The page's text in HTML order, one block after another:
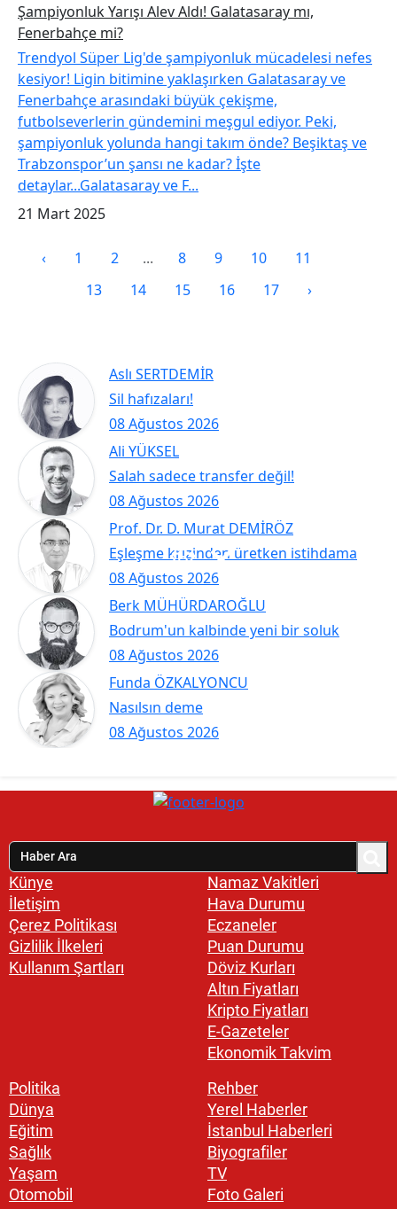
Şampiyonluk Yarışı Alev Aldı! Galatasaray mı,
Fenerbahçe mi?
Trendyol Süper Lig'de şampiyonluk mücadelesi nefes
kesiyor! Ligin bitimine yaklaşırken Galatasaray ve
Fenerbahçe arasındaki büyük çekişme,
futbolseverlerin gündemini meşgul ediyor. Peki,
şampiyonluk yolunda hangi takım önde? Beşiktaş ve
Trabzonspor’un şansı ne kadar? İşte
detaylar...Galatasaray ve F...
21 Mart 2025
‹ 1 2 ... 8 9 10 11
13
14 15 16 17 ›
Aslı SERTDEMİR
08 Ağustos 2026
Sil hafızaları!
Ali YÜKSEL
08 Ağustos 2026
Salah sadece transfer değil!
Prof. Dr. D. Murat DEMİRÖZ
08 Ağustos 2026
Eşleşme krizinden üretken istihdama
Berk MÜHÜRDAROĞLU
08 Ağustos 2026
Bodrum'un kalbinde yeni bir soluk
Funda ÖZKALYONCU
08 Ağustos 2026
Nasılsın deme
Künye
İletişim
Çerez Politikası
Gizlilik İlkeleri
Kullanım Şartları
Namaz Vakitleri
Hava Durumu
Eczaneler
Puan Durumu
Döviz Kurları
Altın Fiyatları
Kripto Fiyatları
E-Gazeteler
Ekonomik Takvim
Politika
Dünya
Eğitim
Sağlık
Yaşam
Otomobil
Rehber
Yerel Haberler
İstanbul Haberleri
Biyografiler
TV
Foto Galeri